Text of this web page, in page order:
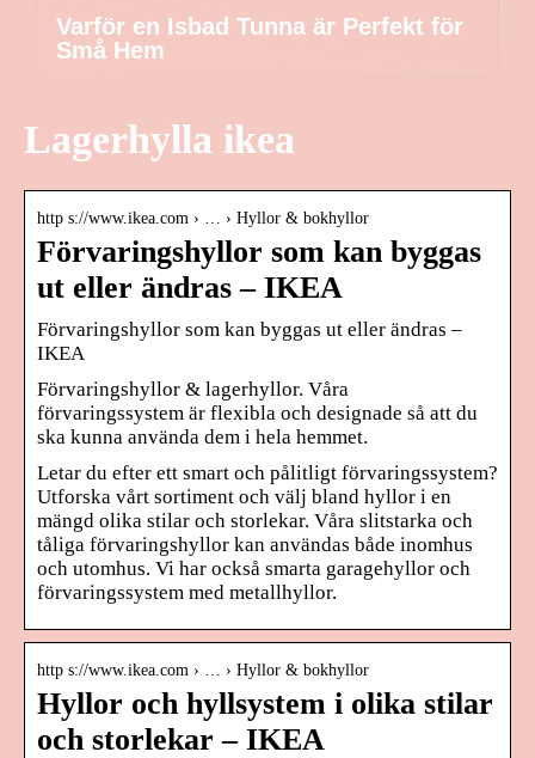
Varför en Isbad Tunna är Perfekt för
Små Hem
Lagerhylla ikea
http s://www.ikea.com › … › Hyllor & bokhyllor
Förvaringshyllor som kan byggas
ut eller ändras – IKEA
Förvaringshyllor som kan byggas ut eller ändras –
IKEA
Förvaringshyllor & lagerhyllor. Våra
förvaringssystem är flexibla och designade så att du
ska kunna använda dem i hela hemmet.
Letar du efter ett smart och pålitligt förvaringssystem?
Utforska vårt sortiment och välj bland hyllor i en
mängd olika stilar och storlekar. Våra slitstarka och
tåliga förvaringshyllor kan användas både inomhus
och utomhus. Vi har också smarta garagehyllor och
förvaringssystem med metallhyllor.
http s://www.ikea.com › … › Hyllor & bokhyllor
Hyllor och hyllsystem i olika stilar
och storlekar – IKEA